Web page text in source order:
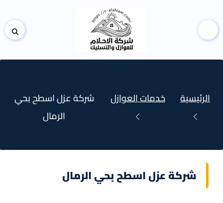
القائمة
الرئيسية خدمات العوازل
شركة عزل اسطح بحي
الرمال
شركة عزل اسطح بحي الرمال